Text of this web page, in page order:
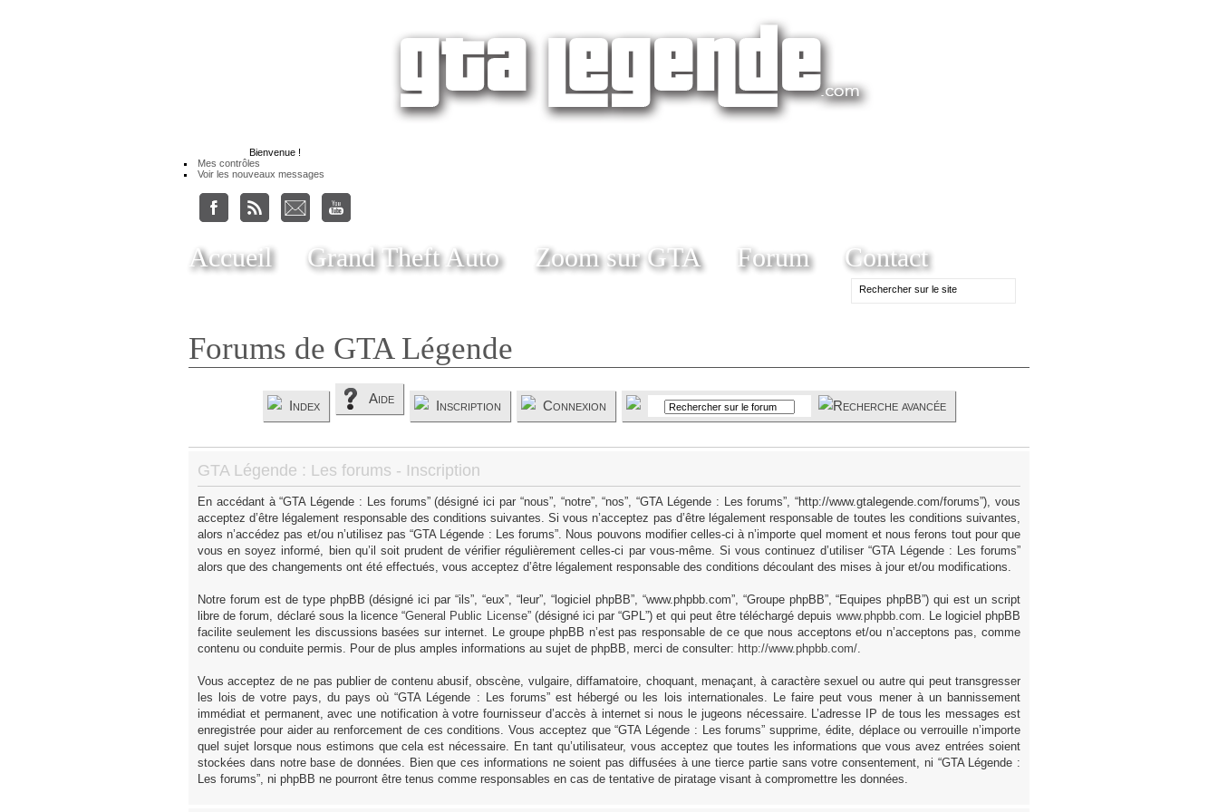
Bienvenue !
Mes contrôles
Voir les nouveaux messages
Accueil Grand Theft Auto Zoom sur GTA Forum Contact
Forums de GTA Légende
Index Aide Inscription Connexion
GTA Légende : Les forums - Inscription
En accédant à “GTA Légende : Les forums” (désigné ici par “nous”, “notre”, “nos”, “GTA Légende : Les forums”, “http://www.gtalegende.com/forums”), vous
acceptez d’être légalement responsable des conditions suivantes. Si vous n’acceptez pas d’être légalement responsable de toutes les conditions suivantes,
alors n’accédez pas et/ou n’utilisez pas “GTA Légende : Les forums”. Nous pouvons modifier celles-ci à n’importe quel moment et nous ferons tout pour que
vous en soyez informé, bien qu’il soit prudent de vérifier régulièrement celles-ci par vous-même. Si vous continuez d’utiliser “GTA Légende : Les forums”
alors que des changements ont été effectués, vous acceptez d’être légalement responsable des conditions découlant des mises à jour et/ou modifications.
Notre forum est de type phpBB (désigné ici par “ils”, “eux”, “leur”, “logiciel phpBB”, “www.phpbb.com”, “Groupe phpBB”, “Equipes phpBB”) qui est un script
libre de forum, déclaré sous la licence “General Public License” (désigné ici par “GPL”) et qui peut être téléchargé depuis www.phpbb.com. Le logiciel phpBB
facilite seulement les discussions basées sur internet. Le groupe phpBB n’est pas responsable de ce que nous acceptons et/ou n’acceptons pas, comme
contenu ou conduite permis. Pour de plus amples informations au sujet de phpBB, merci de consulter: http://www.phpbb.com/.
Vous acceptez de ne pas publier de contenu abusif, obscène, vulgaire, diffamatoire, choquant, menaçant, à caractère sexuel ou autre qui peut transgresser
les lois de votre pays, du pays où “GTA Légende : Les forums” est hébergé ou les lois internationales. Le faire peut vous mener à un bannissement
immédiat et permanent, avec une notification à votre fournisseur d’accès à internet si nous le jugeons nécessaire. L’adresse IP de tous les messages est
enregistrée pour aider au renforcement de ces conditions. Vous acceptez que “GTA Légende : Les forums” supprime, édite, déplace ou verrouille n’importe
quel sujet lorsque nous estimons que cela est nécessaire. En tant qu’utilisateur, vous acceptez que toutes les informations que vous avez entrées soient
stockées dans notre base de données. Bien que ces informations ne soient pas diffusées à une tierce partie sans votre consentement, ni “GTA Légende :
Les forums”, ni phpBB ne pourront être tenus comme responsables en cas de tentative de piratage visant à compromettre les données.